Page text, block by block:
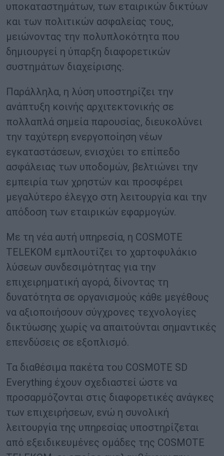
υποκαταστημάτων, των εταιρικών δικτύων
και των πολιτικών ασφαλείας τους,
μειώνοντας την πολυπλοκότητα που
δημιουργεί η ύπαρξη διαφορετικών
συστημάτων διαχείρισης.
Παράλληλα, η λύση υποστηρίζει την
ανάπτυξη κοινής αρχιτεκτονικής σε
πολλαπλά σημεία παρουσίας, διευκολύνει
την ταχύτερη ενεργοποίηση νέων
εγκαταστάσεων, ενισχύει το επίπεδο
ασφάλειας των υποδομών, βελτιώνει την
εμπειρία των χρηστών και προσφέρει
μεγαλύτερο έλεγχο στη λειτουργία και την
απόδοση των εταιρικών εφαρμογών.
Με τη νέα αυτή υπηρεσία, η COSMOTE
TELEKOM εμπλουτίζει το χαρτοφυλάκιο
λύσεων συνδεσιμότητας για την
επιχειρηματική αγορά, δίνοντας τη
δυνατότητα σε οργανισμούς κάθε μεγέθους
να αξιοποιήσουν σύγχρονες τεχνολογίες
δικτύωσης χωρίς να απαιτούνται σημαντικές
επενδύσεις σε εξοπλισμό.
Τα διαθέσιμα πακέτα του COSMOTE SD
Everything έχουν σχεδιαστεί ώστε να
προσαρμόζονται στις διαφορετικές ανάγκες
των επιχειρήσεων, ενώ η συνολική
λειτουργία της υπηρεσίας υποστηρίζεται
από εξειδικευμένες ομάδες της COSMOTE